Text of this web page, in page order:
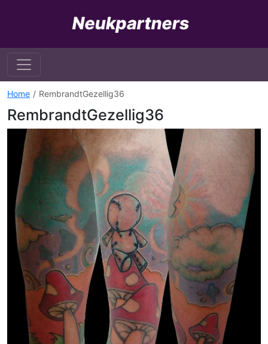
Home RembrandtGezellig36
RembrandtGezellig36